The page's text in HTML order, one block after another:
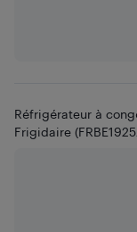
Réfrigérateur à
Frigidaire